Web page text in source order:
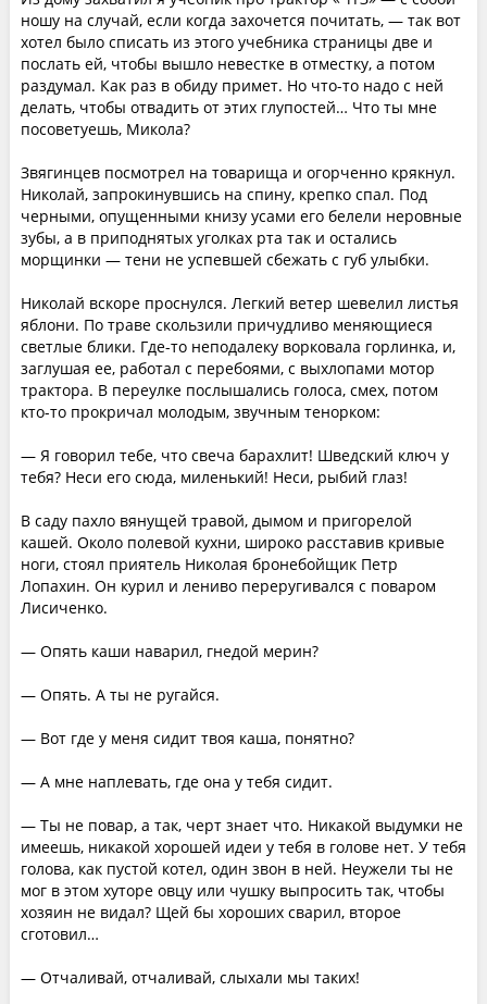
ношу на случай, если когда захочется почитать, — так вот
хотел было списать из этого учебника страницы две и
послать ей, чтобы вышло невестке в отместку, а потом
раздумал. Как раз в обиду примет. Но что-то надо с ней
делать, чтобы отвадить от этих глупостей… Что ты мне
посоветуешь, Микола?
Звягинцев посмотрел на товарища и огорченно крякнул.
Николай, запрокинувшись на спину, крепко спал. Под
черными, опущенными книзу усами его белели неровные
зубы, а в приподнятых уголках рта так и остались
морщинки — тени не успевшей сбежать с губ улыбки.
Николай вскоре проснулся. Легкий ветер шевелил листья
яблони. По траве скользили причудливо меняющиеся
светлые блики. Где-то неподалеку ворковала горлинка, и,
заглушая ее, работал с перебоями, с выхлопами мотор
трактора. В переулке послышались голоса, смех, потом
кто-то прокричал молодым, звучным тенорком:
— Я говорил тебе, что свеча барахлит! Шведский ключ у
тебя? Неси его сюда, миленький! Неси, рыбий глаз!
В саду пахло вянущей травой, дымом и пригорелой
кашей. Около полевой кухни, широко расставив кривые
ноги, стоял приятель Николая бронебойщик Петр
Лопахин. Он курил и лениво переругивался с поваром
Лисиченко.
— Опять каши наварил, гнедой мерин?
— Опять. А ты не ругайся.
— Вот где у меня сидит твоя каша, понятно?
— А мне наплевать, где она у тебя сидит.
— Ты не повар, а так, черт знает что. Никакой выдумки не
имеешь, никакой хорошей идеи у тебя в голове нет. У тебя
голова, как пустой котел, один звон в ней. Неужели ты не
мог в этом хуторе овцу или чушку выпросить так, чтобы
хозяин не видал? Щей бы хороших сварил, второе
сготовил…
— Отчаливай, отчаливай, слыхали мы таких!